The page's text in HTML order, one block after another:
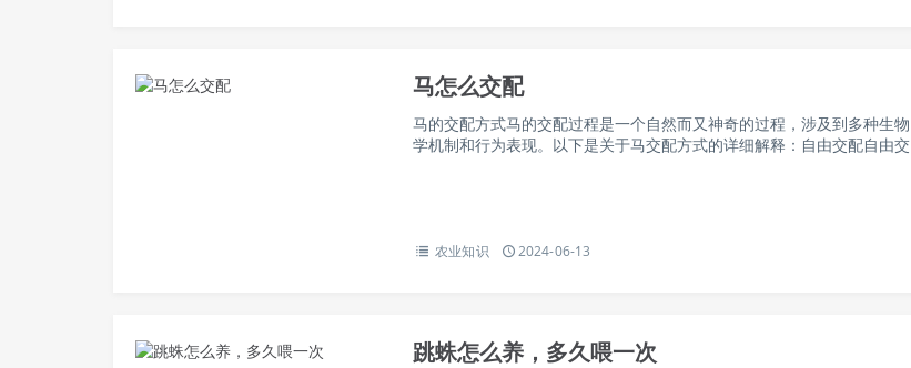
马怎么交配
马的交配方式马的交配过程是一个自然而又神奇的过程，涉及到多种生物
学机制和行为表现。以下是关于马交配方式的详细解释：自由交配自由交
农业知识 2024-06-13
跳蛛怎么养，多久喂一次